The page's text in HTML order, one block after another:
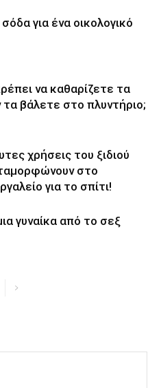
για ένα οικολογικό
να καθαρίζετε τα
τα βάλετε στο πλυντήριο;
χρήσεις του ξιδιού
στο
για το σπίτι!
γυναίκα από το σεξ